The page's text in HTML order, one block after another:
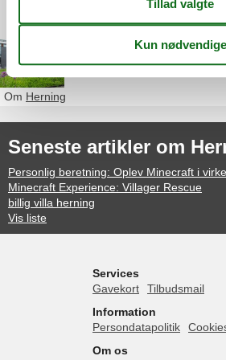
Andre artikler om
Sommerhus i Herning
Om Herning
Seneste artikler om
Personlig beretning: Oplev Minecraft i
Minecraft Experience: Villager Rescue
billig villa herning
Vis liste
Services
Gavekort
Tilbudsmail
Information
Persondatapolitik
Om os